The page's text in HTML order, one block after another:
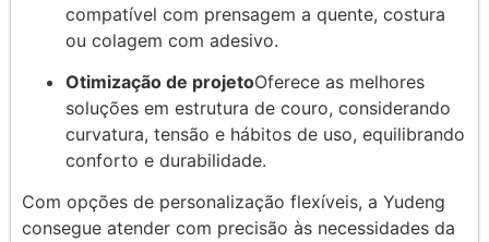
compatível com prensagem a quente, costura
ou colagem com adesivo.
Otimização de projetoOferece as melhores
soluções em estrutura de couro, considerando
curvatura, tensão e hábitos de uso, equilibrando
conforto e durabilidade.
Com opções de personalização flexíveis, a Yudeng
consegue atender com precisão às necessidades da